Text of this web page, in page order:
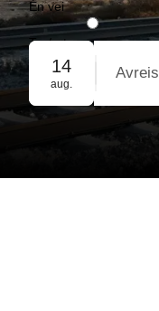
Én vei
Tur/retur
Gruppebooking
14
aug.